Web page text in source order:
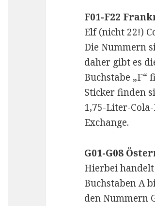
F01-F22
Elf (nicht 22!)
Die Nummern
daher gibt es
Buchstabe „F“
Sticker finden
1,75-Liter-
Exchange.
G01-G08
Hierbei handelt
Buchstaben A
den Nummern